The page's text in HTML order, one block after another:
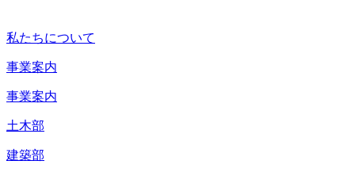
私たちについて
事業案内
事業案内
土木部
建築部